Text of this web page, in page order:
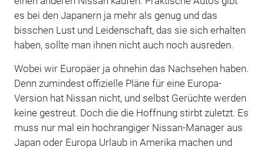
es bei den Japanern ja mehr als genug und das
bisschen Lust und Leidenschaft, das sie sich erhalten
haben, sollte man ihnen nicht auch noch ausreden.
Wobei wir Europäer ja ohnehin das Nachsehen haben.
Denn zumindest offizielle Pläne für eine Europa-
Version hat Nissan nicht, und selbst Gerüchte werden
keine gestreut. Doch die die Hoffnung stirbt zuletzt. Es
muss nur mal ein hochrangiger Nissan-Manager aus
Japan oder Europa Urlaub in Amerika machen und